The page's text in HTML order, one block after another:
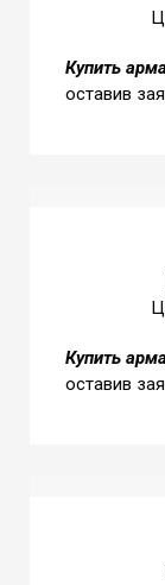
Купить
оставив
Купить
оставив